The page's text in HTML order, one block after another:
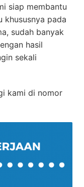
siap membantu
khususnya pada
sudah banyak
hasil
sekali
kami di nomor